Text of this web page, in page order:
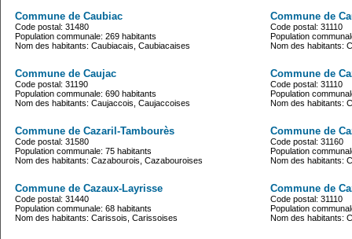
Commune de Caubiac
Code postal: 31480
Population communale: 269 habitants
Nom des habitants: Caubiacais, Caubiacaises
Commune de
Code postal: 31110
Population
Nom des habitants:
Commune de Caujac
Code postal: 31190
Population communale: 690 habitants
Nom des habitants: Caujaccois, Caujaccoises
Commune de
Code postal: 31110
Population
Nom des habitants:
Commune de Cazaril-Tambourès
Code postal: 31580
Population communale: 75 habitants
Nom des habitants: Cazabourois, Cazabouroises
Commune de
Code postal: 31160
Population
Nom des habitants:
Commune de Cazaux-Layrisse
Code postal: 31440
Population communale: 68 habitants
Nom des habitants: Carissois, Carissoises
Commune de
Code postal: 31110
Population
Nom des habitants: